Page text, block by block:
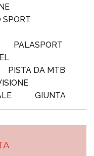
PALASPORT
PISTA DA MTB
GIUNTA